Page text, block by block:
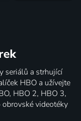
seriálů a strhující
HBO a užívejte
HBO 2, HBO 3,
videotéky